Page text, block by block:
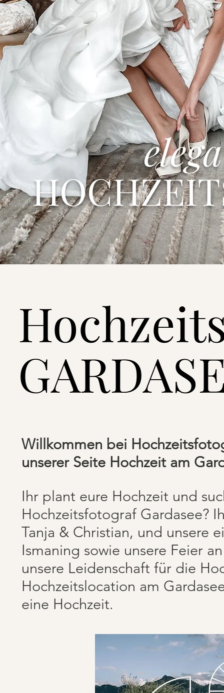
Willkommen bei
unserer Seite Hochzeit am
Ihr plant eure Hochzeit und
Hochzeitsfotograf Gardasee?
Tanja & Christian, und unsere
Ismaning sowie unsere Feier
unsere Leidenschaft für die
Hochzeitslocation am
eine Hochzeit.